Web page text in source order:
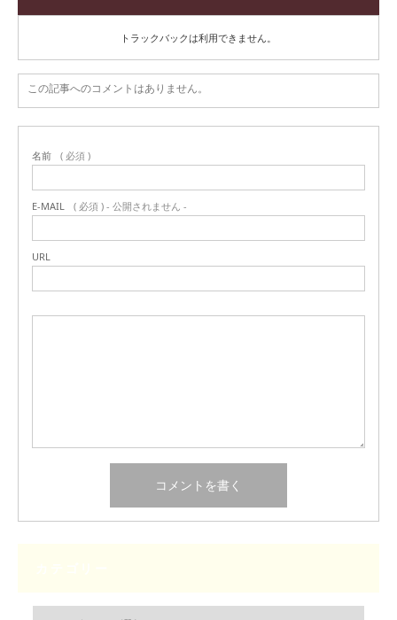
トラックバックは利用できません。
この記事へのコメントはありません。
名前 ( 必須 )
E-MAIL ( 必須 ) - 公開されません -
URL